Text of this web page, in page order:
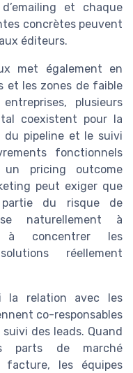
et chaque
concrètes peuvent
éditeurs.
met également en
et les zones de faible
plusieurs
coexistent pour la
du pipeline et le suivi
fonctionnels
pricing outcome
peut exiger que
du risque de
naturellement à
concentrer les
réellement
la relation avec les
co-responsables
des leads. Quand
parts de marché
facture, les équipes